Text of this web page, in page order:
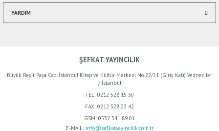
%50
YARDIM
ŞEFKAT YAYINCILIK
Büyük Reşit Paşa Cad. İstanbul Kitap ve Kültür Merkezi No:22/21 (Giriş Katı) Vezneciler
/ İstanbul
TEL: 0212 528 15 30
FAX: 0212 528 03 42
GSM: 0532 541 89 01
E-MAİL: info@sefkatyayincilik.com.tr